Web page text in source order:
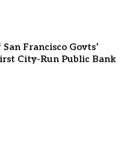
Francisco Govts’
City-Run Public Bank